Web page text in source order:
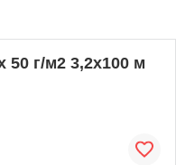
50 г/м2 3,2x100 м